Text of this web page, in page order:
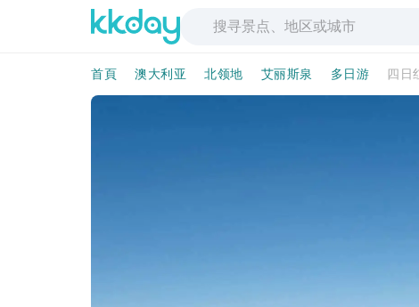
首頁 澳大利亚 北领地 艾丽斯泉 多日游 四日